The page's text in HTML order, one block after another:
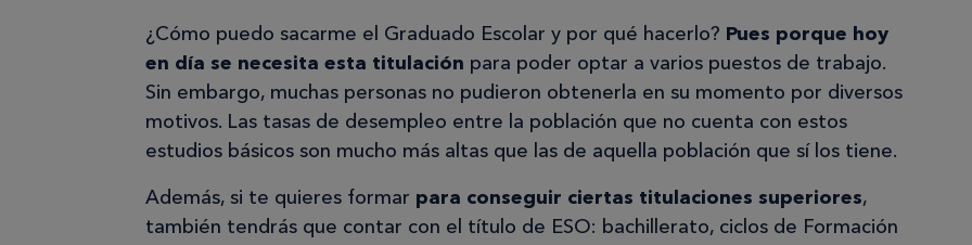
¿Cómo puedo sacarme el Graduado Escolar y por qué hacerlo? Pues porque hoy
en día se necesita esta titulación para poder optar a varios puestos de trabajo.
Sin embargo, muchas personas no pudieron obtenerla en su momento por diversos
motivos. Las tasas de desempleo entre la población que no cuenta con estos
estudios básicos son mucho más altas que las de aquella población que sí los tiene.
Además, si te quieres formar para conseguir ciertas titulaciones superiores,
también tendrás que contar con el título de ESO: bachillerato, ciclos de Formación